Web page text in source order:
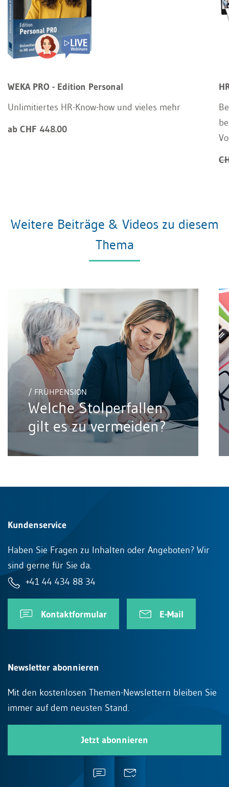
WEKA PRO - Edition Personal
Unlimitiertes HR-Know-how und vieles mehr
ab CHF 448.00
Weitere Beiträge & Videos zu diesem
Thema
/ FRÜHPENSION
Welche Stolperfallen
gilt es zu vermeiden?
Kundenservice
Haben Sie Fragen zu Inhalten oder Angeboten? Wir
sind gerne für Sie da.
+41 44 434 88 34
Kontaktformular E-Mail
Newsletter abonnieren
Mit den kostenlosen Themen-Newslettern bleiben Sie
immer auf dem neusten Stand.
Jetzt abonnieren